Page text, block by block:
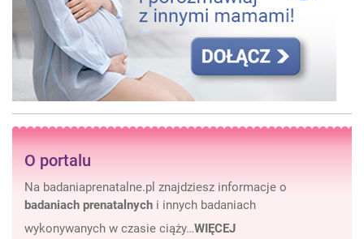
O portalu
Na badaniaprenatalne.pl znajdziesz informacje o
badaniach prenatalnych i innych badaniach
wykonywanych w czasie ciąży…WIĘCEJ